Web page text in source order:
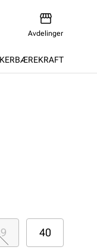
Avdelinger
BÆREKRAFT
40